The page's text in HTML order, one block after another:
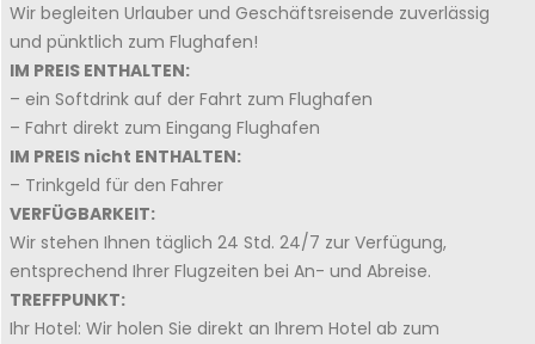
Wir begleiten Urlauber und Geschäftsreisende zuverlässig
und pünktlich zum Flughafen!
IM PREIS ENTHALTEN:
– ein Softdrink auf der Fahrt zum Flughafen
– Fahrt direkt zum Eingang Flughafen
IM PREIS nicht ENTHALTEN:
– Trinkgeld für den Fahrer
VERFÜGBARKEIT:
Wir stehen Ihnen täglich 24 Std. 24/7 zur Verfügung,
entsprechend Ihrer Flugzeiten bei An- und Abreise.
TREFFPUNKT:
Ihr Hotel: Wir holen Sie direkt an Ihrem Hotel ab zum